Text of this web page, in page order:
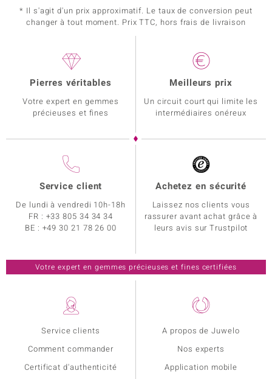
* Il s'agit d'un prix approximatif. Le taux de conversion peut
changer à tout moment. Prix TTC, hors frais de livraison
Service clients
Comment commander
Certificat d'authenticité
A propos de Juwelo
Nos experts
Application mobile
Pierres véritables
Votre expert en gemmes
précieuses et fines
Meilleurs prix
Un circuit court qui limite les
intermédiaires onéreux
Service client
De lundi à vendredi 10h-18h
FR : +33 805 34 34 34
BE : +49 30 21 78 26 00
Achetez en sécurité
Laissez nos clients vous
rassurer avant achat grâce à
leurs avis sur Trustpilot
Votre expert en gemmes précieuses et fines certifiées